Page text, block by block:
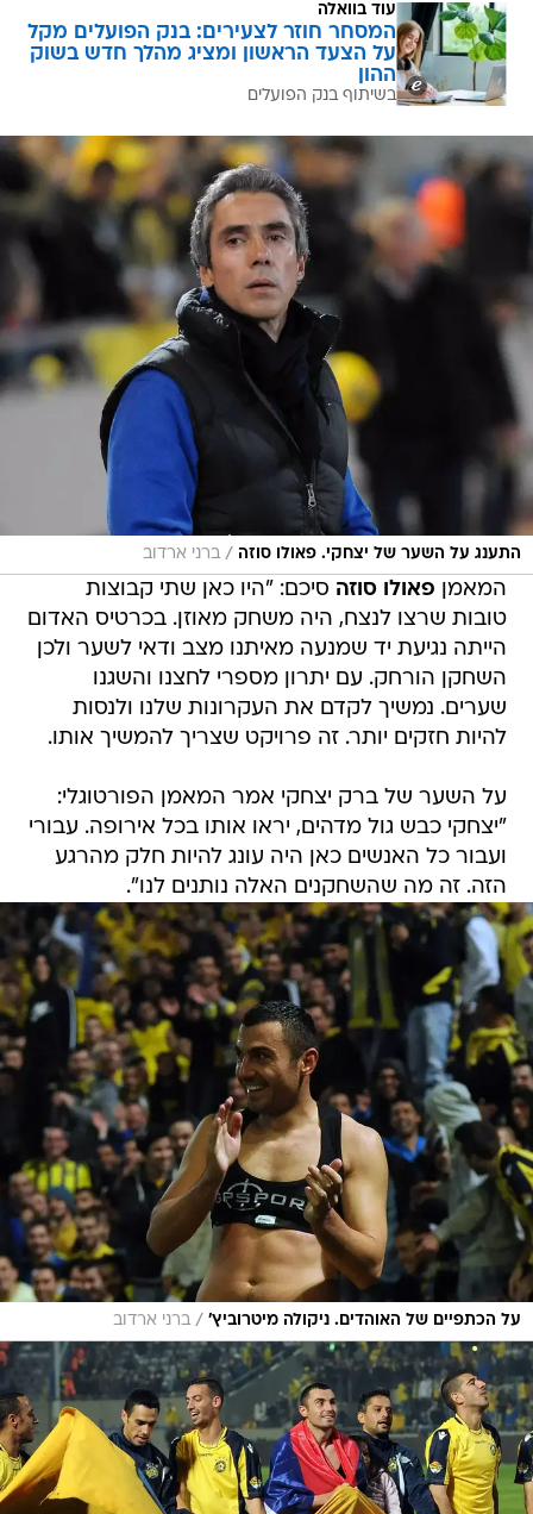
עוד בוואלה
המסחר חוזר לצעירים: בנק הפועלים מקל
על הצעד הראשון ומציג מהלך חדש בשוק
ההון
בשיתוף בנק הפועלים
התענג על השער של יצחקי. פאולו סוזה / ברני ארדוב
המאמן פאולו סוזה סיכם: "היו כאן שתי קבוצות
טובות שרצו לנצח, היה משחק מאוזן. בכרטיס האדום
הייתה נגיעת יד שמנעה מאיתנו מצב ודאי לשער ולכן
השחקן הורחק. עם יתרון מספרי לחצנו והשגנו
שערים. נמשיך לקדם את העקרונות שלנו ולנסות
להיות חזקים יותר. זה פרויקט שצריך להמשיך אותו.
על השער של ברק יצחקי אמר המאמן הפורטוגלי:
"יצחקי כבש גול מדהים, יראו אותו בכל אירופה. עבורי
ועבור כל האנשים כאן היה עונג להיות חלק מהרגע
הזה. זה מה שהשחקנים האלה נותנים לנו".
על הכתפיים של האוהדים. ניקולה מיטרוביץ' / ברני ארדוב